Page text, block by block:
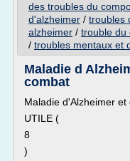
des troubles du
d'alzheimer / troubles
alzheimer / trouble du
/ troubles mentaux et
Maladie d
combat
Maladie d'Alzheimer
UTILE (
8
)